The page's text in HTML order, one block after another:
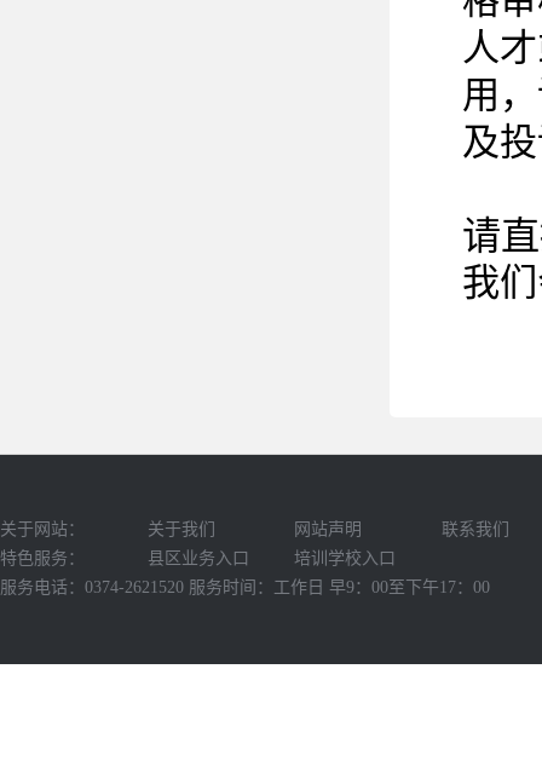
人
用
及
请
我
关于网站： 关于我们 网站声明
联系我们
特色服务：
县区业务入口
培训学校入口
服务电话：0374-2621520 服务时间：工作日 早9：00至下午17：00